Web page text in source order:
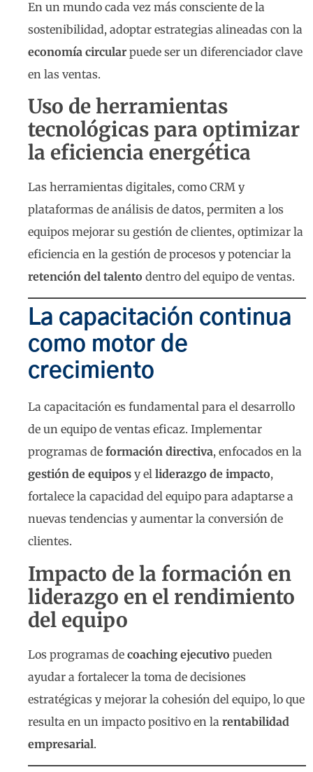
En un mundo cada vez más consciente de la
sostenibilidad, adoptar estrategias alineadas con la
economía circular puede ser un diferenciador clave
en las ventas.
Uso de herramientas
tecnológicas para optimizar
la eficiencia energética
Las herramientas digitales, como CRM y
plataformas de análisis de datos, permiten a los
equipos mejorar su gestión de clientes, optimizar la
eficiencia en la gestión de procesos y potenciar la
retención del talento dentro del equipo de ventas.
La capacitación continua
como motor de
crecimiento
La capacitación es fundamental para el desarrollo
de un equipo de ventas eficaz. Implementar
programas de formación directiva, enfocados en la
gestión de equipos y el liderazgo de impacto,
fortalece la capacidad del equipo para adaptarse a
nuevas tendencias y aumentar la conversión de
clientes.
Impacto de la formación en
liderazgo en el rendimiento
del equipo
Los programas de coaching ejecutivo pueden
ayudar a fortalecer la toma de decisiones
estratégicas y mejorar la cohesión del equipo, lo que
resulta en un impacto positivo en la rentabilidad
empresarial.